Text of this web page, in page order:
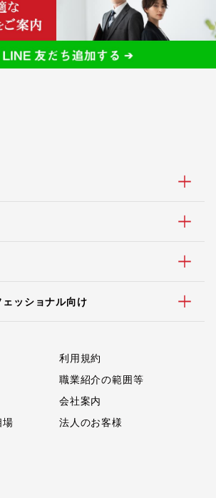
ッショナル向け
利用規約
職業紹介の範囲等
会社案内
場
法人のお客様